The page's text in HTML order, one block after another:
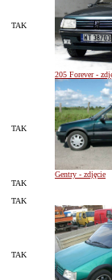
TAK
205 Forever -
TAK
Gentry - zdjęcie
TAK
TAK
TAK